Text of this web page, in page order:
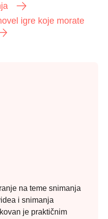
igre koje morate
na teme snimanja
i snimanja
je praktičnim